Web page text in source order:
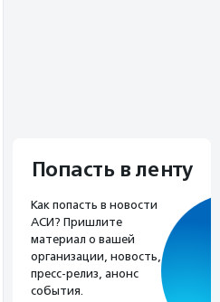
Попасть в ленту
Как попасть в новости
АСИ? Пришлите
материал о вашей
организации, новость,
пресс-релиз, анонс
события.